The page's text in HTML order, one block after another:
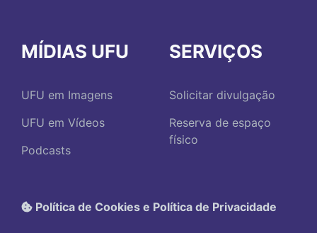
MÍDIAS UFU
UFU em Imagens
UFU em Vídeos
Podcasts
SERVIÇOS
Solicitar divulgação
Reserva de espaço
físico
Política de Cookies e Política de Privacidade